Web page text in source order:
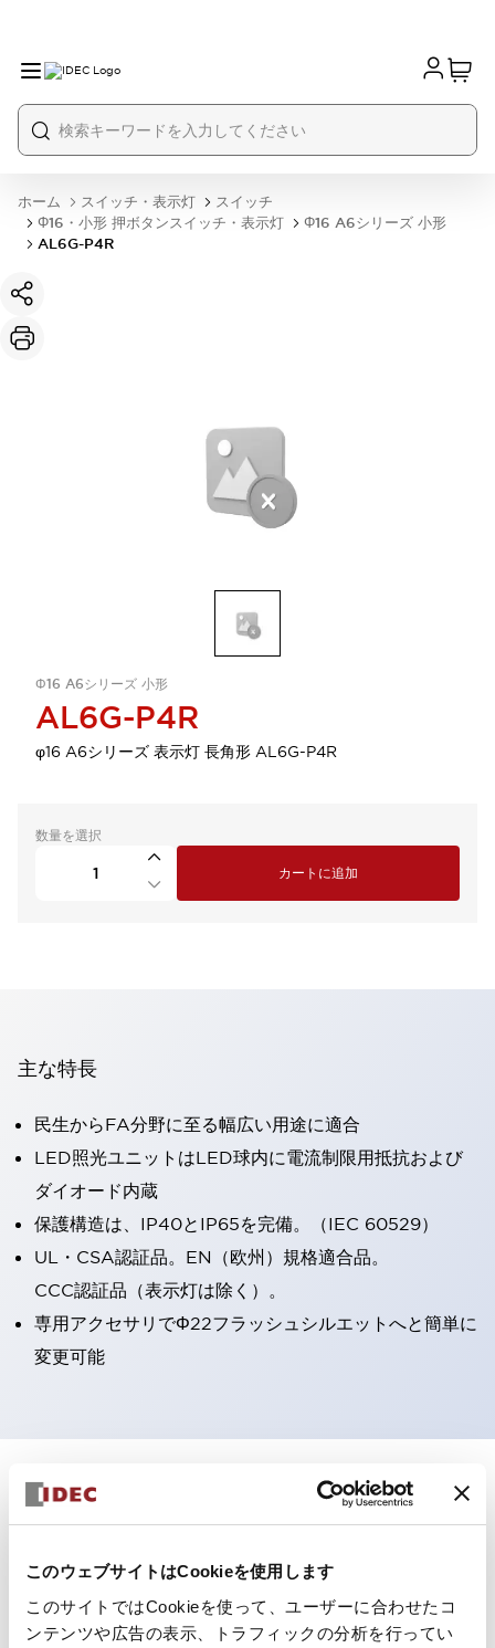
このウェブサイトはCookieを使用します
このサイトではCookieを使って、ユーザーに合わせたコ
ンテンツや広告の表示、トラフィックの分析を行ってい
ホーム スイッチ・表示灯
スイッチ
Φ16・小形 押ボタンスイッチ・表示灯
Φ16 A6シリーズ 小形
AL6G-P4R
Φ16 A6シリーズ 小形
AL6G-P4R
φ16 A6シリーズ 表示灯 長角形 AL6G-P4R
数量を選択
カートに追加
主な特長
民生からFA分野に至る幅広い用途に適合
LED照光ユニットはLED球内に電流制限用抵抗および
ダイオード内蔵
保護構造は、IP40とIP65を完備。（IEC 60529）
UL・CSA認証品。EN（欧州）規格適合品。
CCC認証品（表示灯は除く）。
専用アクセサリでΦ22フラッシュシルエットへと簡単に
変更可能
仕様 すべて展開+
電気的仕様(照光部定格)